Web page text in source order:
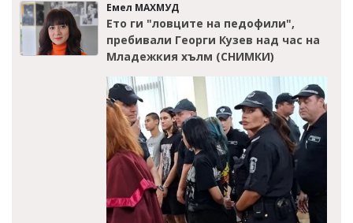
Емел МАХМУД
Ето ги "ловците на педофили",
пребивали Георги Кузев над час на
Младежкия хълм (СНИМКИ)